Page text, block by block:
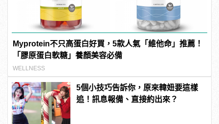
Myprotein不只高蛋白好買，5款人氣「維他命」推薦！
「膠原蛋白軟糖」養顏美容必備
WELLNESS
5個小技巧告訴你，原來韓妞要這樣
追！訊息報備、直接約出來？